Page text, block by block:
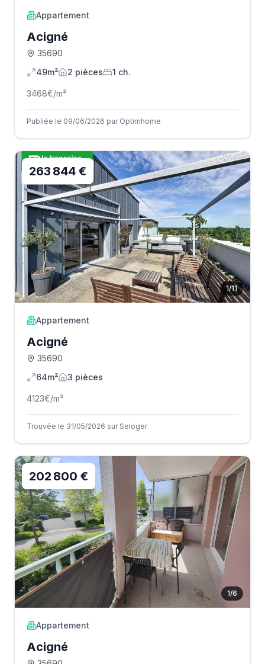
Appartement
Acigné
35690
49m²
2 pièces 1 ch.
3468€/m²
Publiée le 09/06/2026 par Optimhome
1/11
263 844 €
Appartement
Acigné
35690
64m²
3 pièces
4123€/m²
Trouvée le 31/05/2026 sur Seloger
1/6
202 800 €
Appartement
Acigné